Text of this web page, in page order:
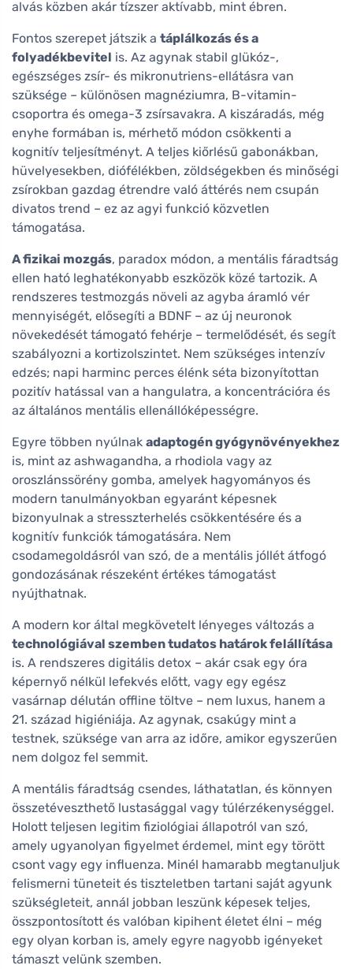
alvás közben akár tízszer aktívabb, mint ébren.
Fontos szerepet játszik a táplálkozás és a
folyadékbevitel is. Az agynak stabil glükóz-,
egészséges zsír- és mikronutriens-ellátásra van
szüksége – különösen magnéziumra, B-vitamin-
csoportra és omega-3 zsírsavakra. A kiszáradás, még
enyhe formában is, mérhető módon csökkenti a
kognitív teljesítményt. A teljes kiőrlésű gabonákban,
hüvelyesekben, diófélékben, zöldségekben és minőségi
zsírokban gazdag étrendre való áttérés nem csupán
divatos trend – ez az agyi funkció közvetlen
támogatása.
A fizikai mozgás, paradox módon, a mentális fáradtság
ellen ható leghatékonyabb eszközök közé tartozik. A
rendszeres testmozgás növeli az agyba áramló vér
mennyiségét, elősegíti a BDNF – az új neuronok
növekedését támogató fehérje – termelődését, és segít
szabályozni a kortizolszintet. Nem szükséges intenzív
edzés; napi harminc perces élénk séta bizonyítottan
pozitív hatással van a hangulatra, a koncentrációra és
az általános mentális ellenállóképességre.
Egyre többen nyúlnak adaptogén gyógynövényekhez
is, mint az ashwagandha, a rhodiola vagy az
oroszlánssörény gomba, amelyek hagyományos és
modern tanulmányokban egyaránt képesnek
bizonyulnak a stresszterhelés csökkentésére és a
kognitív funkciók támogatására. Nem
csodamegoldásról van szó, de a mentális jóllét átfogó
gondozásának részeként értékes támogatást
nyújthatnak.
A modern kor által megkövetelt lényeges változás a
technológiával szemben tudatos határok felállítása
is. A rendszeres digitális detox – akár csak egy óra
képernyő nélkül lefekvés előtt, vagy egy egész
vasárnap délután offline töltve – nem luxus, hanem a
21. század higiéniája. Az agynak, csakúgy mint a
testnek, szüksége van arra az időre, amikor egyszerűen
nem dolgoz fel semmit.
A mentális fáradtság csendes, láthatatlan, és könnyen
összetéveszthető lustasággal vagy túlérzékenységgel.
Holott teljesen legitim fiziológiai állapotról van szó,
amely ugyanolyan figyelmet érdemel, mint egy törött
csont vagy egy influenza. Minél hamarabb megtanuljuk
felismerni tüneteit és tiszteletben tartani saját agyunk
szükségleteit, annál jobban leszünk képesek teljes,
összpontosított és valóban kipihent életet élni – még
egy olyan korban is, amely egyre nagyobb igényeket
támaszt velünk szemben.